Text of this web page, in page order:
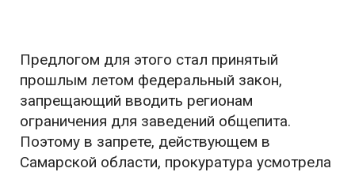
Предлогом для этого стал принятый
прошлым летом федеральный закон,
запрещающий вводить регионам
ограничения для заведений общепита.
Поэтому в запрете, действующем в
Самарской области, прокуратура усмотрела